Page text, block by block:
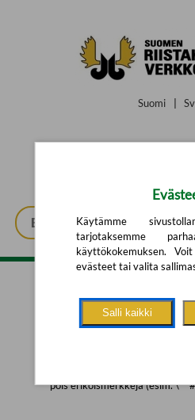
Suomi
Tarkennettu
pois erikoismerkkejä (esim. \' "
Käytämme
tarjotaksemme
käyttökokemuksen.
evästeet tai valita
Salli kaikki